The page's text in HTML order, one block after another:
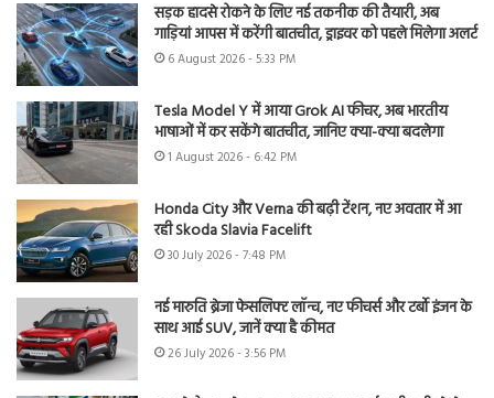
सड़क हादसे रोकने के लिए नई तकनीक की तैयारी, अब
गाड़ियां आपस में करेंगी बातचीत, ड्राइवर को पहले मिलेगा अलर्ट
6 August 2026 - 5:33 PM
Tesla Model Y में आया Grok AI फीचर, अब भारतीय
भाषाओं में कर सकेंगे बातचीत, जानिए क्या-क्या बदलेगा
1 August 2026 - 6:42 PM
Honda City और Verna की बढ़ी टेंशन, नए अवतार में आ
रही Skoda Slavia Facelift
30 July 2026 - 7:48 PM
नई मारुति ब्रेजा फेसलिफ्ट लॉन्च, नए फीचर्स और टर्बो इंजन के
साथ आई SUV, जानें क्या है कीमत
26 July 2026 - 3:56 PM